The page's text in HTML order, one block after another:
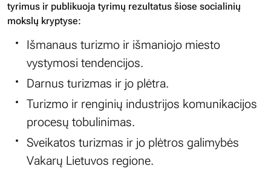
tyrimus ir publikuoja tyrimų rezultatus šiose socialinių
mokslų kryptyse:
Išmanaus turizmo ir išmaniojo miesto
vystymosi tendencijos.
Darnus turizmas ir jo plėtra.
Turizmo ir renginių industrijos komunikacijos
procesų tobulinimas.
Sveikatos turizmas ir jo plėtros galimybės
Vakarų Lietuvos regione.